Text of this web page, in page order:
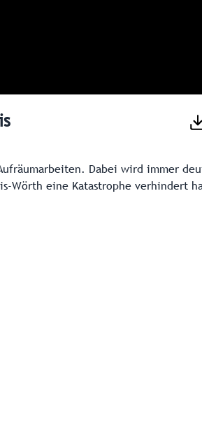
Dabei wird immer
Wörth eine Katastrophe verhindert